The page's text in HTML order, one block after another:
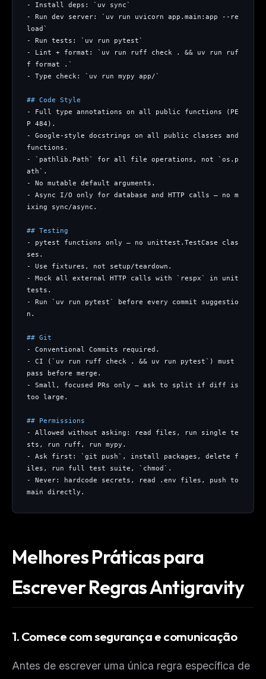
- Install deps: `uv sync`
- Run dev server: `uv run uvicorn app.main:app --re
load`
- Run tests: `uv run pytest`
- Lint + format: `uv run ruff check . && uv run ruf
f format .`
- Type check: `uv run mypy app/`
## Code Style
- Full type annotations on all public functions (PE
P 484).
- Google-style docstrings on all public classes and
functions.
- `pathlib.Path` for all file operations, not `os.p
ath`.
- No mutable default arguments.
- Async I/O only for database and HTTP calls — no m
ixing sync/async.
## Testing
- pytest functions only — no unittest.TestCase clas
ses.
- Use fixtures, not setup/teardown.
- Mock all external HTTP calls with `respx` in unit
tests.
- Run `uv run pytest` before every commit suggestio
n.
## Git
- Conventional Commits required.
- CI (`uv run ruff check . && uv run pytest`) must
pass before merge.
- Small, focused PRs only — ask to split if diff is
too large.
## Permissions
- Allowed without asking: read files, run single te
sts, run ruff, run mypy.
- Ask first: `git push`, install packages, delete f
iles, run full test suite, `chmod`.
- Never: hardcode secrets, read .env files, push to
main directly.
Melhores Práticas para
Escrever Regras Antigravity
1. Comece com segurança e comunicação
Antes de escrever uma única regra específica de